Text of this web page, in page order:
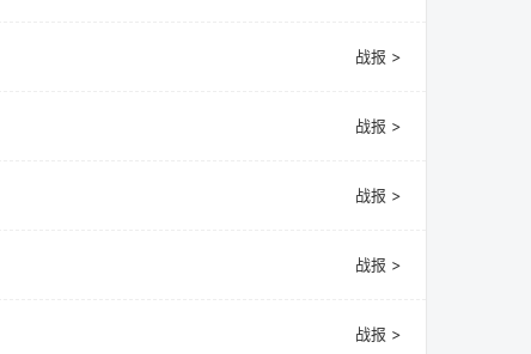
战报 >
战报 >
战报 >
战报 >
战报 >